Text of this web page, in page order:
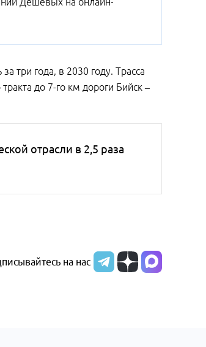
три года, в 2030 году. Трасса
до 7-го км дороги Бийск –
отрасли в 2,5 раза
на нас